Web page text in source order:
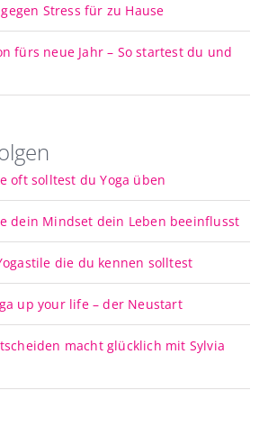
Stress für zu Hause
fürs neue Jahr – So startest du und
oft solltest du Yoga üben
dein Mindset dein Leben beeinflusst
die du kennen solltest
up your life – der Neustart
macht glücklich mit Sylvia